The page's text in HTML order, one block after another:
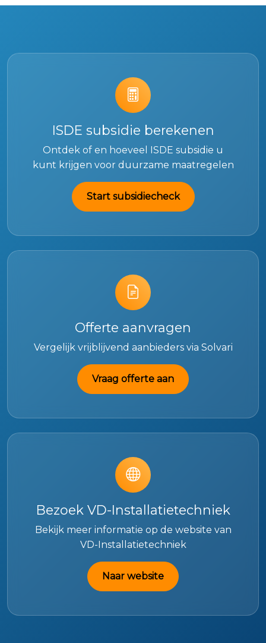
ISDE subsidie berekenen
Ontdek of en hoeveel ISDE subsidie u
kunt krijgen voor duurzame maatregelen
Start subsidiecheck
Offerte aanvragen
Vergelijk vrijblijvend aanbieders via Solvari
Vraag offerte aan
Bezoek VD-Installatietechniek
Bekijk meer informatie op de website van
VD-Installatietechniek
Naar website